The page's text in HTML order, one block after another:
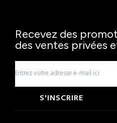
Recevez des
des ventes privées
S'INSCRIRE